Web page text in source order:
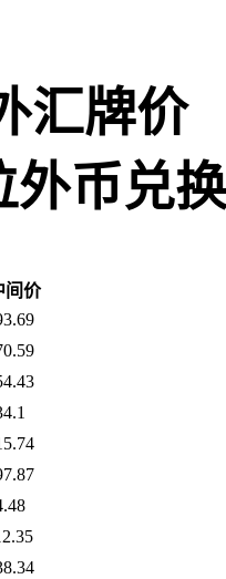
汇牌价
外币兑
间价